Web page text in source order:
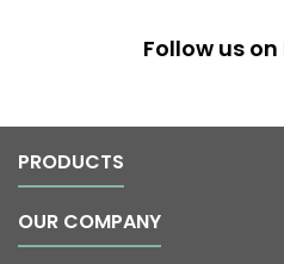
Follow us
PRODUCTS
OUR COMPANY